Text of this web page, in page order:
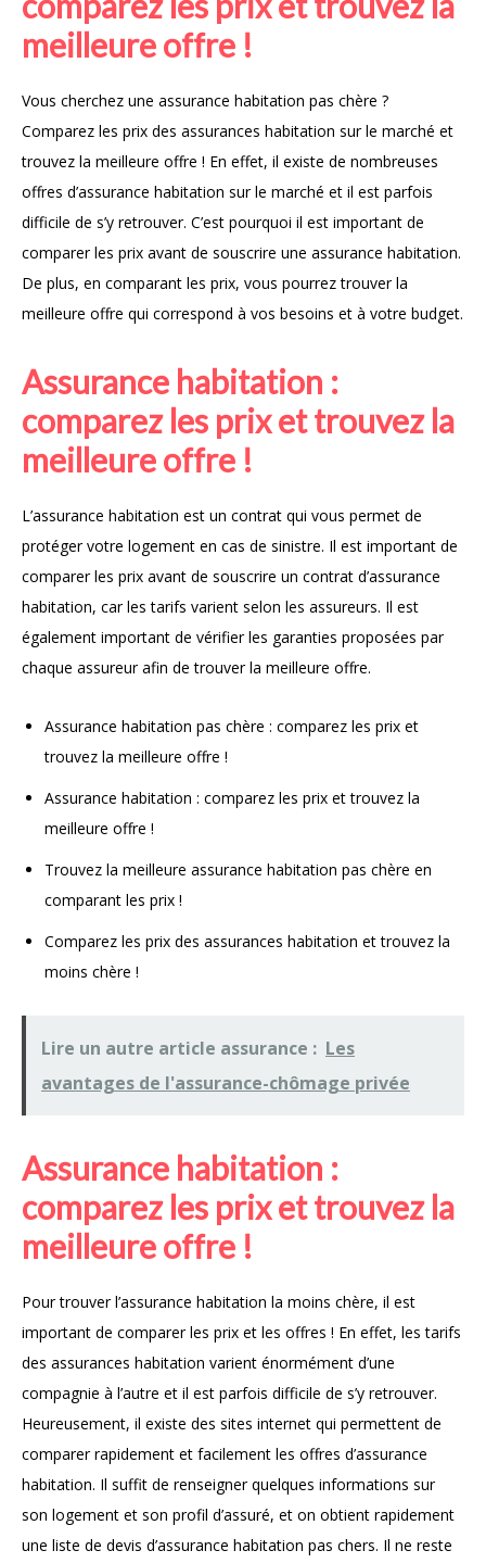
meilleure offre !
Vous cherchez une assurance habitation pas chère ?
Comparez les prix des assurances habitation sur le marché et
trouvez la meilleure offre ! En effet, il existe de nombreuses
offres d’assurance habitation sur le marché et il est parfois
difficile de s’y retrouver. C’est pourquoi il est important de
comparer les prix avant de souscrire une assurance habitation.
De plus, en comparant les prix, vous pourrez trouver la
meilleure offre qui correspond à vos besoins et à votre budget.
Assurance habitation :
comparez les prix et trouvez la
meilleure offre !
L’assurance habitation est un contrat qui vous permet de
protéger votre logement en cas de sinistre. Il est important de
comparer les prix avant de souscrire un contrat d’assurance
habitation, car les tarifs varient selon les assureurs. Il est
également important de vérifier les garanties proposées par
chaque assureur afin de trouver la meilleure offre.
Assurance habitation pas chère : comparez les prix et
trouvez la meilleure offre !
Assurance habitation : comparez les prix et trouvez la
meilleure offre !
Trouvez la meilleure assurance habitation pas chère en
comparant les prix !
Comparez les prix des assurances habitation et trouvez la
moins chère !
Lire un autre article assurance : Les
avantages de l'assurance-chômage privée
Assurance habitation :
comparez les prix et trouvez la
meilleure offre !
Pour trouver l’assurance habitation la moins chère, il est
important de comparer les prix et les offres ! En effet, les tarifs
des assurances habitation varient énormément d’une
compagnie à l’autre et il est parfois difficile de s’y retrouver.
Heureusement, il existe des sites internet qui permettent de
comparer rapidement et facilement les offres d’assurance
habitation. Il suffit de renseigner quelques informations sur
son logement et son profil d’assuré, et on obtient rapidement
une liste de devis d’assurance habitation pas chers. Il ne reste